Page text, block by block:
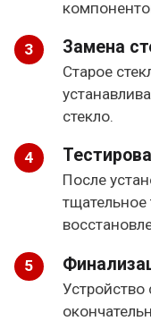
Замена
Старое
стекло.
После
Устройство